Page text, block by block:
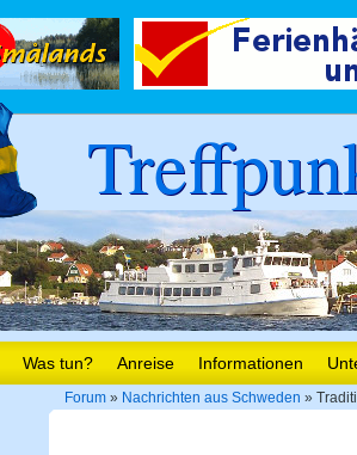
Was tun? Anreise Informationen
Forum » Nachrichten aus Schweden »